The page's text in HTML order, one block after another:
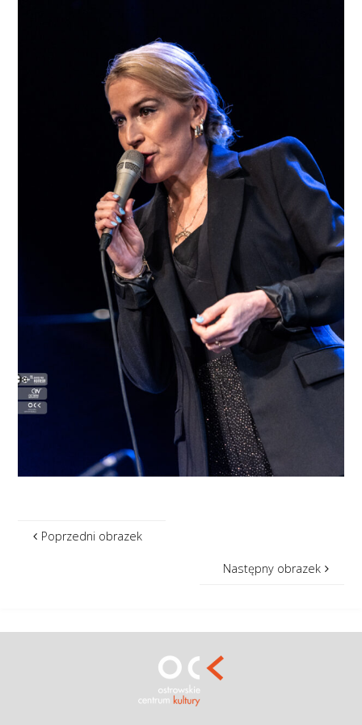
Poprzedni obrazek
Następny obrazek